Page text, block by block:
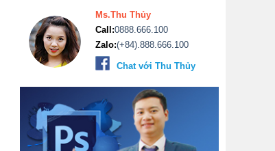
Ms.Thu Thủy
Call:0888.666.100
Zalo:(+84).888.666.100
Chat với Thu Thủy